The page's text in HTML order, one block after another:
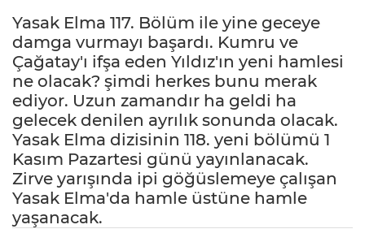
Yasak Elma 117. Bölüm ile yine geceye
damga vurmayı başardı. Kumru ve
Çağatay'ı ifşa eden Yıldız'ın yeni hamlesi
ne olacak? şimdi herkes bunu merak
ediyor. Uzun zamandır ha geldi ha
gelecek denilen ayrılık sonunda olacak.
Yasak Elma dizisinin 118. yeni bölümü 1
Kasım Pazartesi günü yayınlanacak.
Zirve yarışında ipi göğüslemeye çalışan
Yasak Elma'da hamle üstüne hamle
yaşanacak.